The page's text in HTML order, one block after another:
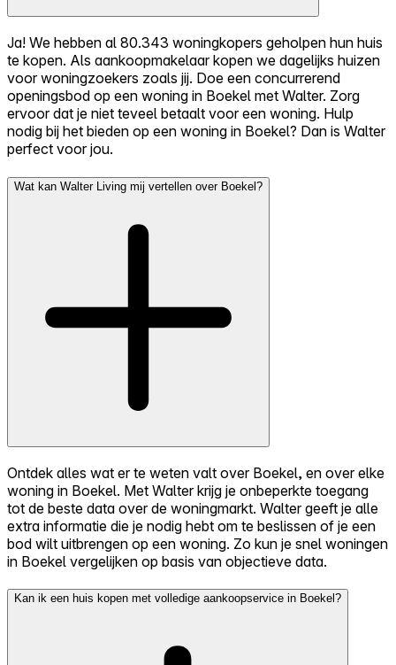
Ja! We hebben al 80.343 woningkopers geholpen hun huis
te kopen. Als aankoopmakelaar kopen we dagelijks huizen
voor woningzoekers zoals jij. Doe een concurrerend
openingsbod op een woning in Boekel met Walter. Zorg
ervoor dat je niet teveel betaalt voor een woning. Hulp
nodig bij het bieden op een woning in Boekel? Dan is Walter
perfect voor jou.
Wat kan Walter Living mij vertellen over Boekel?
Ontdek alles wat er te weten valt over Boekel, en over elke
woning in Boekel. Met Walter krijg je onbeperkte toegang
tot de beste data over de woningmarkt. Walter geeft je alle
extra informatie die je nodig hebt om te beslissen of je een
bod wilt uitbrengen op een woning. Zo kun je snel woningen
in Boekel vergelijken op basis van objectieve data.
Kan ik een huis kopen met volledige aankoopservice in Boekel?